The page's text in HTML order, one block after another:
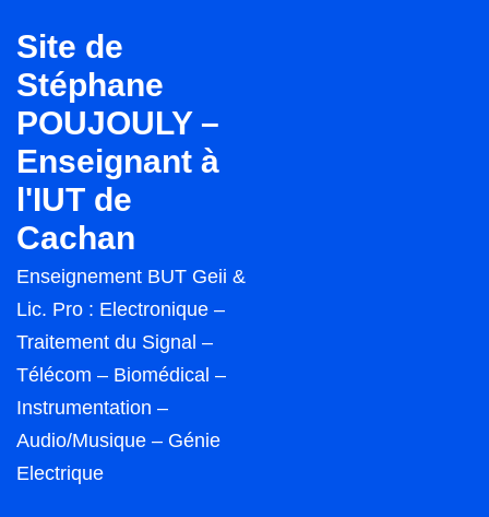
passer
au
contenu
principal
Site de
Stéphane
POUJOULY –
Enseignant à
l'IUT de
Cachan
Enseignement BUT Geii &
Lic. Pro : Electronique –
Traitement du Signal –
Télécom – Biomédical –
Instrumentation –
Audio/Musique – Génie
Electrique